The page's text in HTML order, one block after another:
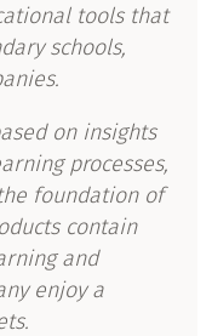
tools that
schools,
on insights
processes,
foundation of
contain
and
enjoy a